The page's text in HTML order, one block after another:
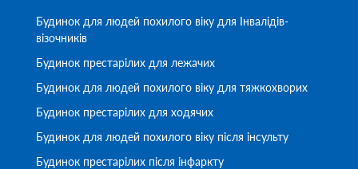
Будинок для людей похилого віку для Інвалідів-
візочників
Будинок престарілих для лежачих
Будинок для людей похилого віку для тяжкохворих
Будинок престарілих для ходячих
Будинок для людей похилого віку після інсульту
Будинок престарілих після інфаркту